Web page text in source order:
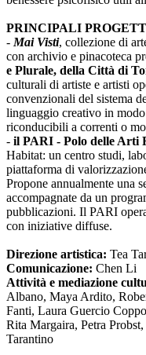
PRINCIPALI
- Mai Visti, collezione di
con archivio e pinacoteca
e Plurale, della Città di
culturali di artiste e artisti
convenzionali del sistema
linguaggio creativo in
riconducibili a correnti o
- il PARI - Polo delle Arti
Habitat: un centro studi,
piattaforma di
Propone annualmente una
accompagnate da un
pubblicazioni. Il PARI
con iniziative diffuse.
Direzione artistica: Tea
Comunicazione: Chen Li
Attività e mediazione
Albano, Maya Ardito,
Fanti, Laura Guercio
Rita Margaira, Petra
Tarantino